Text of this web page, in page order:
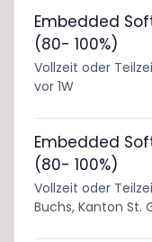
Embedded
(80- 100%)
Vollzeit oder
vor 1W
Embedded
(80- 100%)
Vollzeit oder
Buchs, Kanton St.